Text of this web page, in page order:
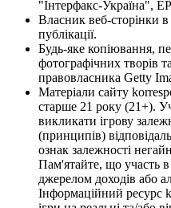
"Інтерфакс-Україна",
Власник веб-сторінки
публікації.
Будь-яке копіювання,
фотографічних творів
правовласника Getty
Матеріали сайту
старше 21 року (21+).
викликати ігрову
(принципів)
ознак залежності
Пам'ятайте, що участь
джерелом доходів або
Інформаційний ресурс